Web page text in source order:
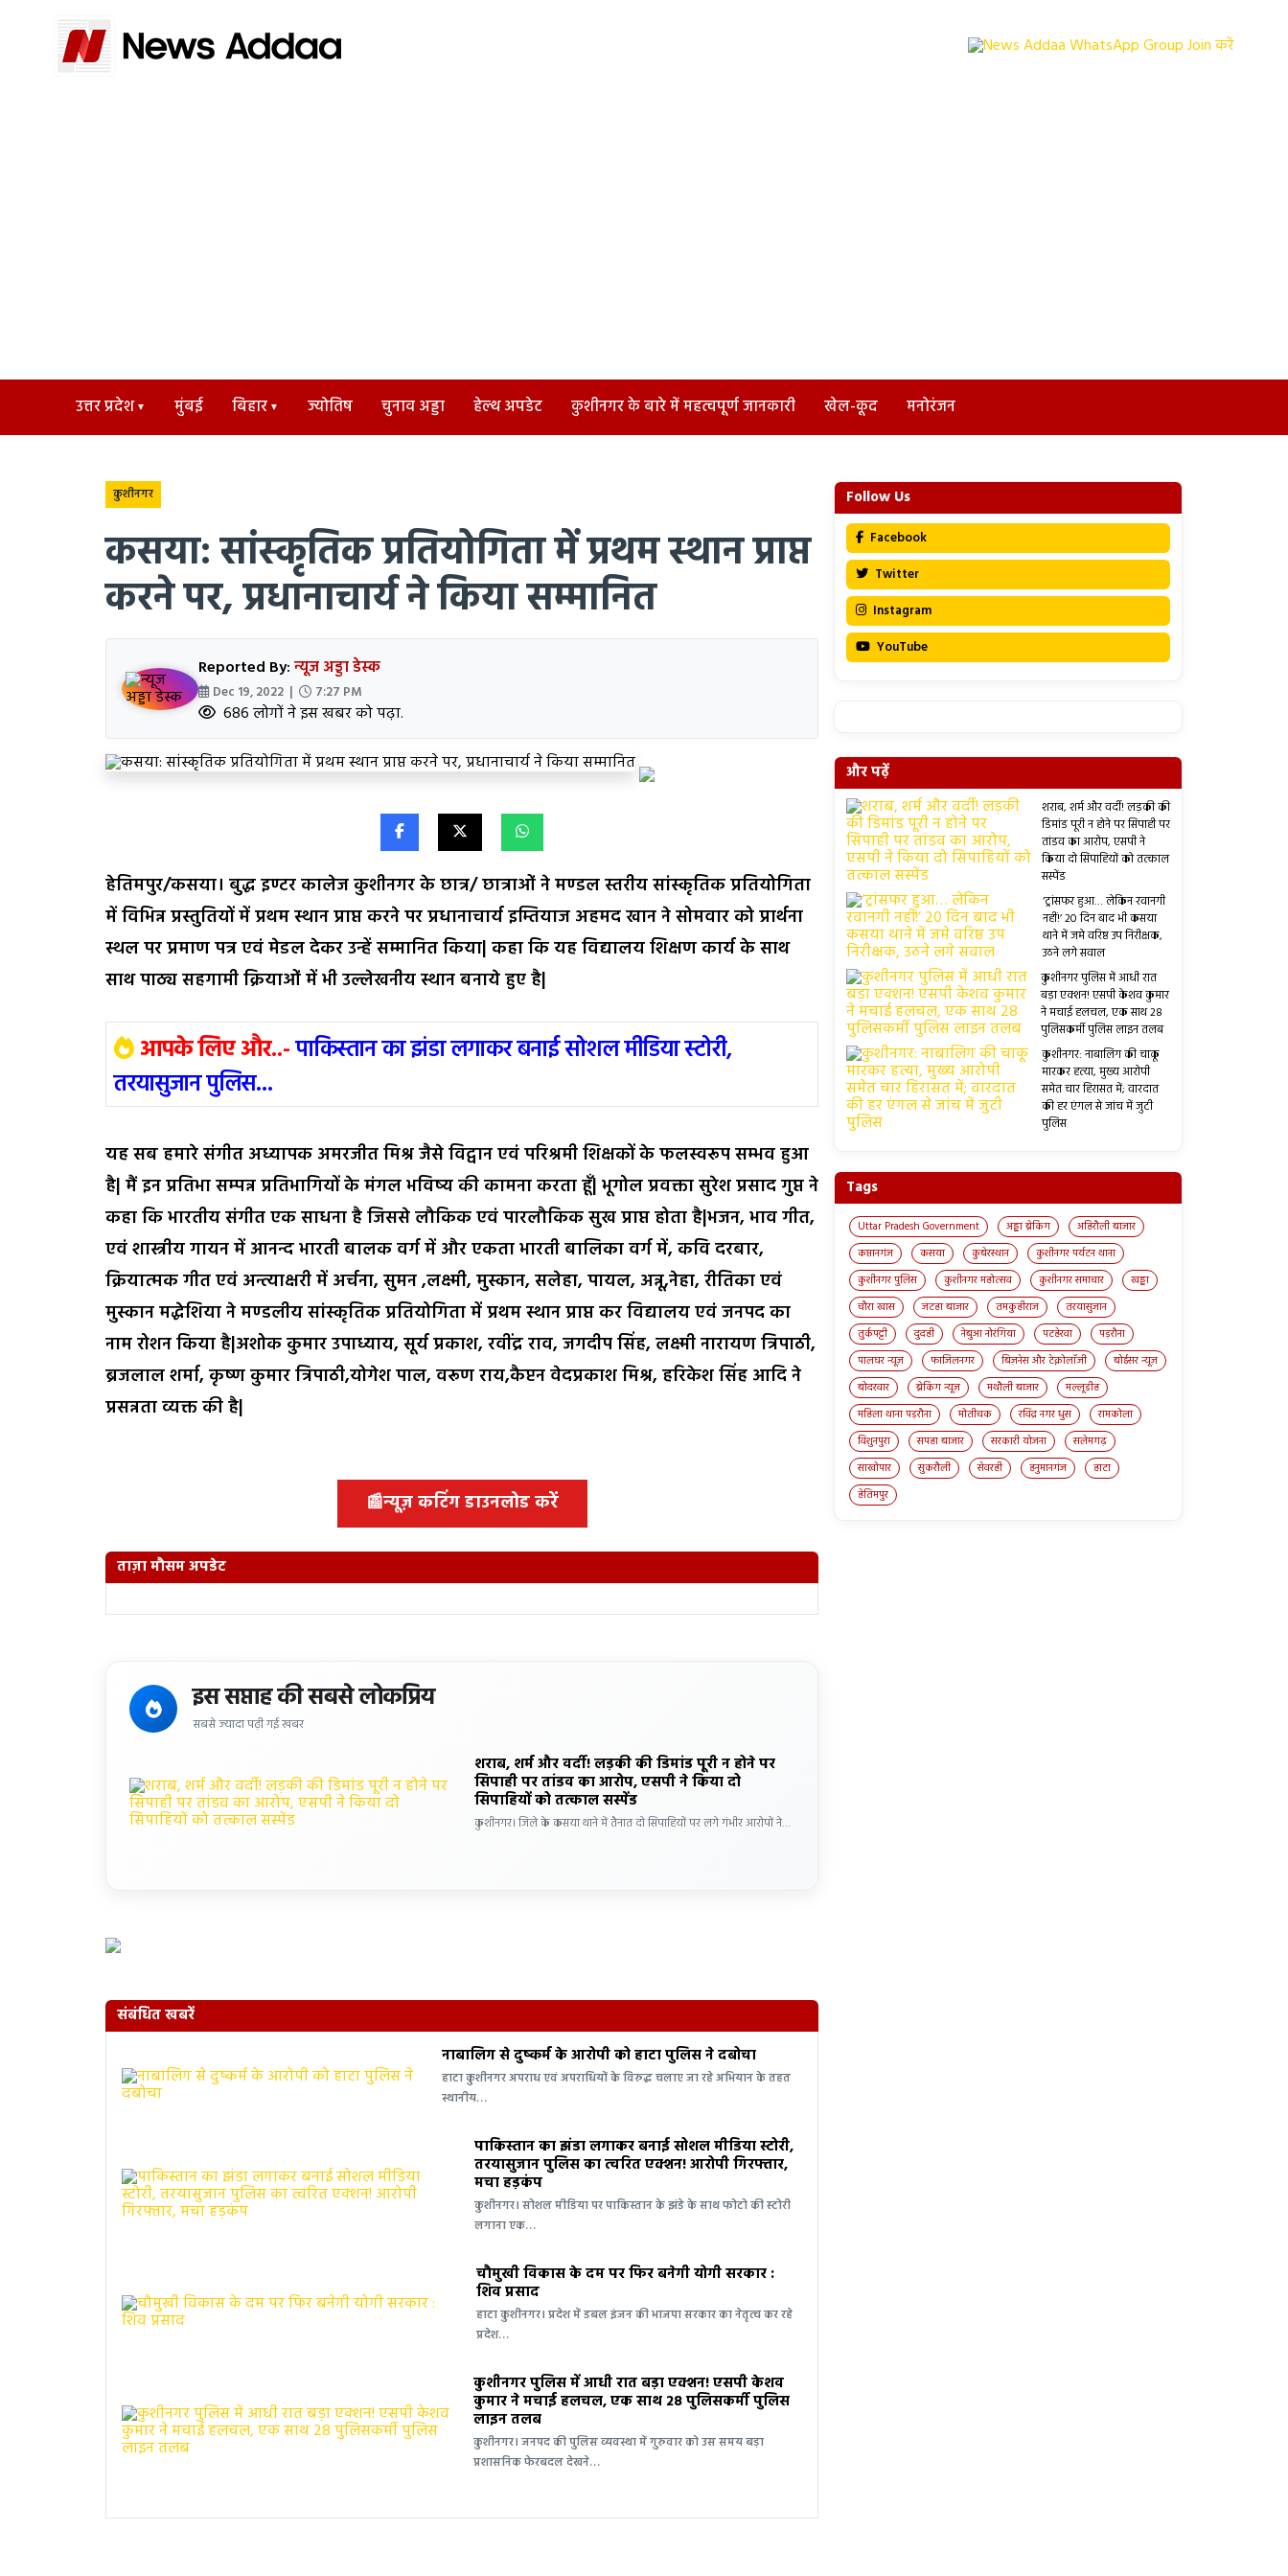
उत्तर प्रदेश मुंबई बिहार ज्योतिष चुनाव अड्डा हेल्थ अपडेट कुशीनगर के बारे में महत्वपूर्ण जानकारी खेल-कूद मनोरंजन
कुशीनगर
कसया: सांस्कृतिक प्रतियोगिता में प्रथम स्थान प्राप्त
करने पर, प्रधानाचार्य ने किया सम्मानित
Reported By:न्यूज अड्डा डेस्क
Dec 19, 2022 | 7:27 PM
686 लोगों ने इस खबर को पढ़ा.
हेतिमपुर/कसया। बुद्ध इण्टर कालेज कुशीनगर के छात्र/ छात्राओं ने मण्डल स्तरीय सांस्कृतिक प्रतियोगिता
में विभिन्न प्रस्तुतियों में प्रथम स्थान प्राप्त करने पर प्रधानाचार्य इम्तियाज अहमद खान ने सोमवार को प्रार्थना
स्थल पर प्रमाण पत्र एवं मेडल देकर उन्हें सम्मानित किया| कहा कि यह विद्यालय शिक्षण कार्य के साथ
साथ पाठ्य सहगामी क्रियाओं में भी उल्लेखनीय स्थान बनाये हुए है|
आपके लिए और..-पाकिस्तान का झंडा लगाकर बनाई सोशल मीडिया स्टोरी,
तरयासुजान पुलिस...
यह सब हमारे संगीत अध्यापक अमरजीत मिश्र जैसे विद्वान एवं परिश्रमी शिक्षकों के फलस्वरूप सम्भव हुआ
है| मैं इन प्रतिभा सम्पन्न प्रतिभागियों के मंगल भविष्य की कामना करता हूँ| भूगोल प्रवक्ता सुरेश प्रसाद गुप्त ने
कहा कि भारतीय संगीत एक साधना है जिससे लौकिक एवं पारलौकिक सुख प्राप्त होता है|भजन, भाव गीत,
एवं शास्त्रीय गायन में आनन्द भारती बालक वर्ग में और एकता भारती बालिका वर्ग में, कवि दरबार,
क्रियात्मक गीत एवं अन्त्याक्षरी में अर्चना, सुमन ,लक्ष्मी, मुस्कान, सलेहा, पायल, अन्नू,नेहा, रीतिका एवं
मुस्कान मद्धेशिया ने मण्डलीय सांस्कृतिक प्रतियोगिता में प्रथम स्थान प्राप्त कर विद्यालय एवं जनपद का
नाम रोशन किया है|अशोक कुमार उपाध्याय, सूर्य प्रकाश, रवींद्र राव, जगदीप सिंह, लक्ष्मी नारायण त्रिपाठी,
ब्रजलाल शर्मा, कृष्ण कुमार त्रिपाठी,योगेश पाल, वरूण राय,कैप्टन वेदप्रकाश मिश्र, हरिकेश सिंह आदि ने
प्रसन्नता व्यक्त की है|
📰न्यूज़ कटिंग डाउनलोड करें
ताज़ा मौसम अपडेट
इस सप्ताह की सबसे लोकप्रिय
सबसे ज्यादा पढ़ी गई खबर
शराब, शर्म और वर्दी! लड़की की डिमांड पूरी न होने पर
सिपाही पर तांडव का आरोप, एसपी ने किया दो
सिपाहियों को तत्काल सस्पेंड
कुशीनगर। जिले के कसया थाने में तैनात दो सिपाहियों पर लगे गंभीर आरोपों ने…
संबंधित खबरें
नाबालिग से दुष्कर्म के आरोपी को हाटा पुलिस ने दबोचा
हाटा कुशीनगर अपराध एवं अपराधियों के विरुद्ध चलाए जा रहे अभियान के तहत
स्थानीय…
पाकिस्तान का झंडा लगाकर बनाई सोशल मीडिया स्टोरी,
तरयासुजान पुलिस का त्वरित एक्शन! आरोपी गिरफ्तार,
मचा हड़कंप
कुशीनगर। सोशल मीडिया पर पाकिस्तान के झंडे के साथ फोटो की स्टोरी
लगाना एक…
चौमुखी विकास के दम पर फिर बनेगी योगी सरकार :
शिव प्रसाद
हाटा कुशीनगर। प्रदेश में डबल इंजन की भाजपा सरकार का नेतृत्व कर रहे
प्रदेश…
कुशीनगर पुलिस में आधी रात बड़ा एक्शन! एसपी केशव
कुमार ने मचाई हलचल, एक साथ 28 पुलिसकर्मी पुलिस
लाइन तलब
कुशीनगर। जनपद की पुलिस व्यवस्था में गुरुवार को उस समय बड़ा
प्रशासनिक फेरबदल देखने…
Follow Us
Facebook
Twitter
Instagram
YouTube
और पढ़ें
शराब, शर्म और वर्दी! लड़की की
डिमांड पूरी न होने पर सिपाही पर
तांडव का आरोप, एसपी ने
किया दो सिपाहियों को तत्काल
सस्पेंड
‘ट्रांसफर हुआ… लेकिन रवानगी
नहीं!’ 20 दिन बाद भी कसया
थाने में जमे वरिष्ठ उप निरीक्षक,
उठने लगे सवाल
कुशीनगर पुलिस में आधी रात
बड़ा एक्शन! एसपी केशव कुमार
ने मचाई हलचल, एक साथ 28
पुलिसकर्मी पुलिस लाइन तलब
कुशीनगर: नाबालिग की चाकू
मारकर हत्या, मुख्य आरोपी
समेत चार हिरासत में; वारदात
की हर एंगल से जांच में जुटी
पुलिस
Tags
Uttar Pradesh Government अड्डा ब्रेकिंग
अहिरौली बाजार
कप्तानगंज
कसया कुबेरस्थान
कुशीनगर पर्यटन थाना
कुशीनगर पुलिस
कुशीनगर महोत्सव कुशीनगर समाचार
खड्डा
चौरा खास
जटहा बाजार तमकुहीराज
तरयासुजान
तुर्कपट्टी
दुदही नेबुआ नोरंगिया पटहेरवा
पड़रौना
पालघर न्यूज़
फाजिलनगर बिज़नेस और टेक्नोलॉजी
बोईसर न्यूज़
बोदरवार
ब्रेकिंग न्यूज़ मथौली बाजार
मल्लूडीह
महिला थाना पड़रौना
मोतीचक रविंद्र नगर धुस
रामकोला
विशुनपुरा
सपहा बाजार सरकारी योजना
सलेमगढ़
साखोपार
सुकरौली सेवरही हनुमानगंज
हाटा
हेतिमपुर